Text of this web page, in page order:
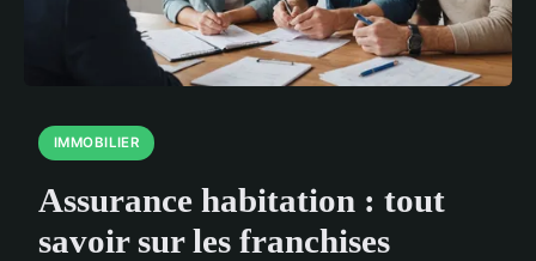
IMMOBILIER
Assurance habitation : tout
savoir sur les franchises